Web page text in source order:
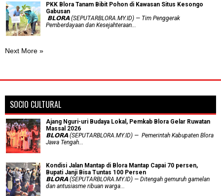
PKK Blora Tanam Bibit Pohon di Kawasan Situs Kesongo
Gabusan
‎ 𝗕𝗟𝗢𝗥𝗔 (SEPUTARBLORA.MY.ID) — Tim Penggerak
Pemberdayaan dan Kesejahteraan...
Next More »
SOCIO CULTURAL
Ajang Nguri-uri Budaya Lokal, Pemkab Blora Gelar Ruwatan
Massal 2026
𝗕𝗟𝗢𝗥𝗔 (SEPUTARBLORA.MY.ID) — Pemerintah Kabupaten Blora
Jawa Tengah...
Kondisi Jalan Mantap di Blora Mantap Capai 70 persen,
Bupati Janji Bisa Tuntas 100 Persen
𝗕𝗟𝗢𝗥𝗔 (SEPUTARBLORA.MY.ID) — Ditengah gemuruh gamelan
dan antusiasme ribuan warga...